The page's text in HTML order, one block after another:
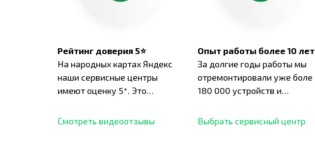
Рейтинг доверия 5⭐
На народных картах Яндекс
наши сервисные центры
имеют оценку 5*. Это
отзывов,
Смотреть видеоотзывы
Опыт работы более 10 лет
За долгие годы работы мы
отремонтировали уже боле
180 000 устройств и
опыт.
Выбрать сервисный центр